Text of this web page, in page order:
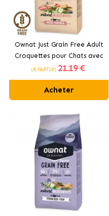
Ownat Just Grain Free Adult
Croquettes pour Chats avec
Poulet
(À PARTIR) 21.19 €
Acheter